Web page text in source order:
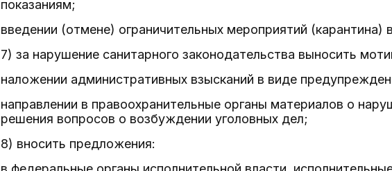
показаниям;
введении (отмене) ограничительных мероприятий (карантина)
7) за нарушение санитарного законодательства выносить
наложении административных взысканий в виде
направлении в правоохранительные органы материалов о
решения вопросов о возбуждении уголовных дел;
8) вносить предложения: